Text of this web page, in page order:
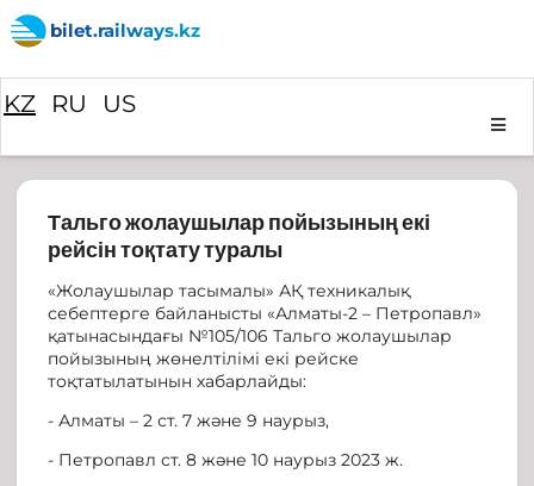
bilet.railways.kz
KZ RU US
Тальго жолаушылар пойызының екі
рейсін тоқтату туралы
«Жолаушылар тасымалы» АҚ техникалық
себептерге байланысты «Алматы-2 – Петропавл»
қатынасындағы №105/106 Тальго жолаушылар
пойызының жөнелтілімі екі рейске
тоқтатылатынын хабарлайды:
- Алматы – 2 ст. 7 және 9 наурыз,
- Петропавл ст. 8 және 10 наурыз 2023 ж.